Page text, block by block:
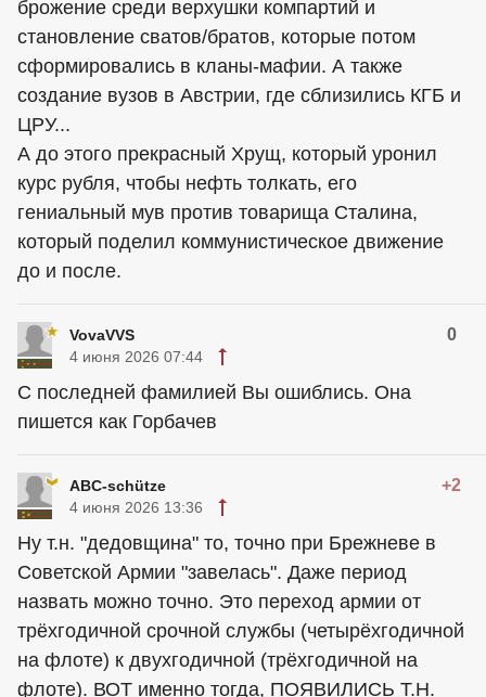
брожение среди верхушки компартий и
становление сватов/братов, которые потом
сформировались в кланы-мафии. А также
создание вузов в Австрии, где сблизились КГБ и
ЦРУ...
А до этого прекрасный Хрущ, который уронил
курс рубля, чтобы нефть толкать, его
гениальный мув против товарища Сталина,
который поделил коммунистическое движение
до и после.
VovaVVS 0
4 июня 2026 07:44
С последней фамилией Вы ошиблись. Она
пишется как Горбачев
ABC-schütze +2
4 июня 2026 13:36
Ну т.н. "дедовщина" то, точно при Брежневе в
Советской Армии "завелась". Даже период
назвать можно точно. Это переход армии от
трёхгодичной срочной службы (четырёхгодичной
на флоте) к двухгодичной (трёхгодичной на
флоте). ВОТ именно тогда, ПОЯВИЛИСЬ Т.Н.